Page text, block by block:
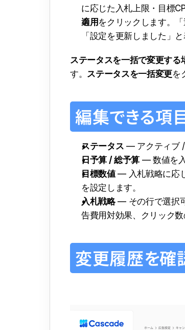
に応じた入札上限・目標
適用をクリックします。
「設定を更新しました」
ステータスを一括で変更する
す。 ステータスを一括変更を
編集できる項
ステータス — アクティブ /
日予算 / 総予算 — 数値を入
目標数値 — 入札戦略に応
を設定します。
入札戦略 — その行で選択
告費用対効果、クリック
変更履歴を確